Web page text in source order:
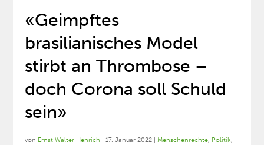
«Geimpftes
brasilianisches Model
stirbt an Thrombose –
doch Corona soll Schuld
sein»
von Ernst Walter Henrich |17. Januar 2022 Menschenrechte, Politik,